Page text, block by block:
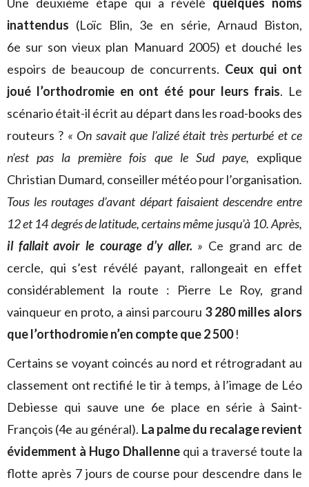
inattendus (Loïc Blin, 3e en série, Arnaud Biston,
6e sur son vieux plan Manuard 2005) et douché les
espoirs de beaucoup de concurrents. Ceux qui ont
joué l’orthodromie en ont été pour leurs frais. Le
scénario était-il écrit au départ dans les road-books des
routeurs ? « On savait que l’alizé était très perturbé et ce
n’est pas la première fois que le Sud paye, explique
Christian Dumard, conseiller météo pour l’organisation.
Tous les routages d’avant départ faisaient descendre entre
12 et 14 degrés de latitude, certains même jusqu’à 10. Après,
il fallait avoir le courage d’y aller. » Ce grand arc de
cercle, qui s’est révélé payant, rallongeait en effet
considérablement la route : Pierre Le Roy, grand
vainqueur en proto, a ainsi parcouru 3 280 milles alors
que l’orthodromie n’en compte que 2 500!
Certains se voyant coincés au nord et rétrogradant au
classement ont rectifié le tir à temps, à l’image de Léo
Debiesse qui sauve une 6e place en série à Saint-
François (4e au général). La palme du recalage revient
évidemment à Hugo Dhallenne qui a traversé toute la
flotte après 7 jours de course pour descendre dans le